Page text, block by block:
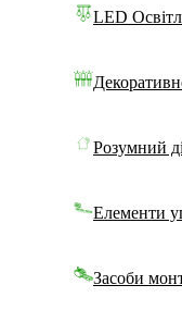
LED
Розумний
Елементи
Засоби